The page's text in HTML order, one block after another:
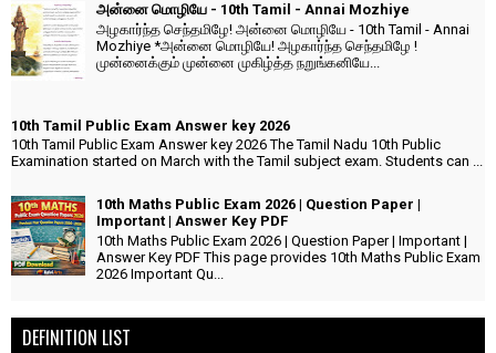
அன்னை மொழியே - 10th Tamil - Annai Mozhiye
அழகார்ந்த செந்தமிழே! அன்னை மொழியே - 10th Tamil - Annai
Mozhiye *அன்னை மொழியே! அழகார்ந்த செந்தமிழே !
முன்னைக்கும் முன்னை முகிழ்த்த நறுங்கனியே...
10th Tamil Public Exam Answer key 2026
10th Tamil Public Exam Answer key 2026 The Tamil Nadu 10th Public
Examination started on March with the Tamil subject exam. Students can ...
10th Maths Public Exam 2026 | Question Paper |
Important | Answer Key PDF
10th Maths Public Exam 2026 | Question Paper | Important |
Answer Key PDF This page provides 10th Maths Public Exam
2026 Important Qu...
DEFINITION LIST